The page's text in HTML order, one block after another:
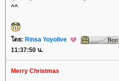
^^
ดย: Rinsa Yoyolive
11:37:50 น.
Merry Christmas